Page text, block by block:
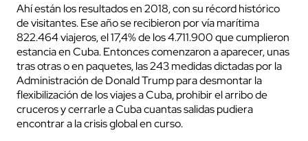
Ahí están los resultados en 2018, con su récord histórico
de visitantes. Ese año se recibieron por vía marítima
822.464 viajeros, el 17,4% de los 4.711.900 que cumplieron
estancia en Cuba. Entonces comenzaron a aparecer, unas
tras otras o en paquetes, las 243 medidas dictadas por la
Administración de Donald Trump para desmontar la
flexibilización de los viajes a Cuba, prohibir el arribo de
cruceros y cerrarle a Cuba cuantas salidas pudiera
encontrar a la crisis global en curso.